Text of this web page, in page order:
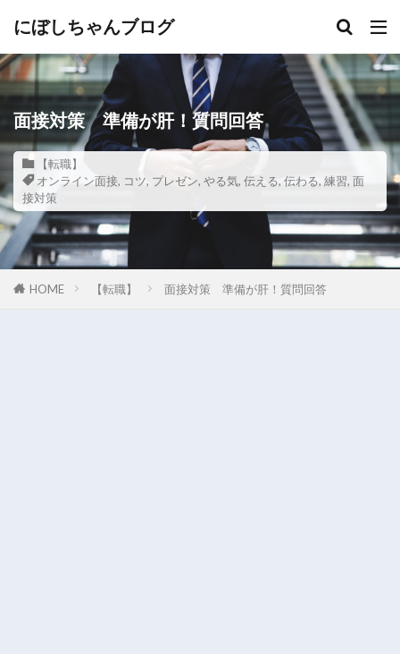
にぼしちゃんブログ
面接対策 準備が肝！質問回答
【転職】
オンライン面接, コツ, プレゼン, やる気, 伝える, 伝わる, 練習, 面
接対策
HOME 【転職】 面接対策 準備が肝！質問回答